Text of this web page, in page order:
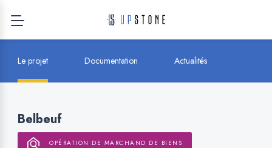
Belbeuf
OPÉRATION DE MARCHAND DE BIENS
Le projet Documentation Actualités